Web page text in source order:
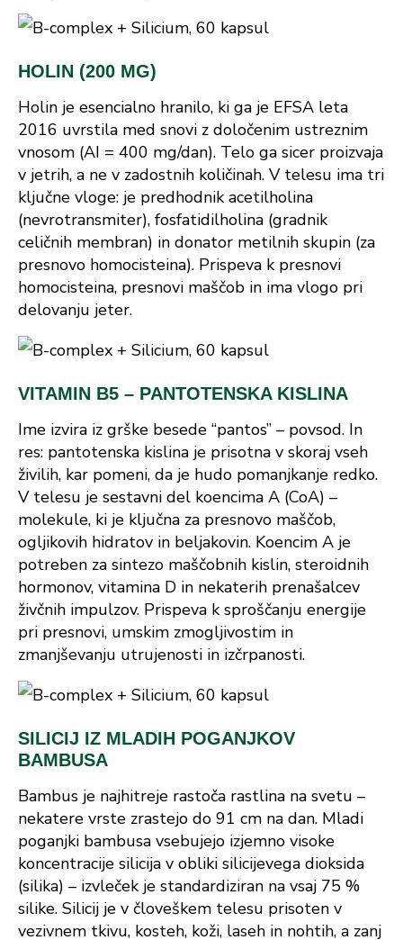
HOLIN (200 MG)
Holin je esencialno hranilo, ki ga je EFSA leta
2016 uvrstila med snovi z določenim ustreznim
vnosom (AI = 400 mg/dan). Telo ga sicer proizvaja
v jetrih, a ne v zadostnih količinah. V telesu ima tri
ključne vloge: je predhodnik acetilholina
(nevrotransmiter), fosfatidilholina (gradnik
celičnih membran) in donator metilnih skupin (za
presnovo homocisteina). Prispeva k presnovi
homocisteina, presnovi maščob in ima vlogo pri
delovanju jeter.
VITAMIN B5 – PANTOTENSKA KISLINA
Ime izvira iz grške besede “pantos” – povsod. In
res: pantotenska kislina je prisotna v skoraj vseh
živilih, kar pomeni, da je hudo pomanjkanje redko.
V telesu je sestavni del koencima A (CoA) –
molekule, ki je ključna za presnovo maščob,
ogljikovih hidratov in beljakovin. Koencim A je
potreben za sintezo maščobnih kislin, steroidnih
hormonov, vitamina D in nekaterih prenašalcev
živčnih impulzov. Prispeva k sproščanju energije
pri presnovi, umskim zmogljivostim in
zmanjševanju utrujenosti in izčrpanosti.
SILICIJ IZ MLADIH POGANJKOV
BAMBUSA
Bambus je najhitreje rastoča rastlina na svetu –
nekatere vrste zrastejo do 91 cm na dan. Mladi
poganjki bambusa vsebujejo izjemno visoke
koncentracije silicija v obliki silicijevega dioksida
(silika) – izvleček je standardiziran na vsaj 75 %
silike. Silicij je v človeškem telesu prisoten v
vezivnem tkivu, kosteh, koži, laseh in nohtih, a zanj